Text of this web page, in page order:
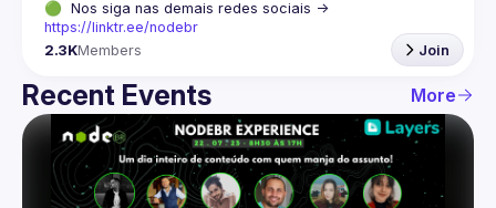
https://linktr.ee/nodebr
2.3KMembers Join
Recent Events More